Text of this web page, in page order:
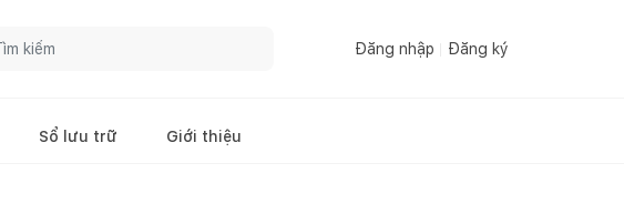
Đăng nhập Đăng ký
Sổ lưu trữ Giới thiệu